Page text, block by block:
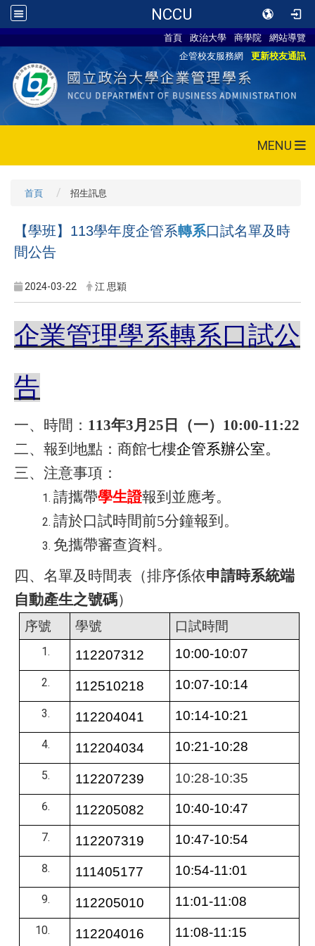
NCCU
首頁 政治大學 商學院
網站導覽
企管校友服務網
更新校友通訊
MENU
首頁 招生訊息
【學班】113學年度企管系轉系口試名單及時
間公告
2024-03-22 江 思穎
企業管理學系轉系口試公
告
一、時間： 113年3月 25 日（一） 10:00-11:22
二、報到地點：商館七樓企管系辦公室。
三、注意事項：
請攜帶學生證報到並應考。
請於口試時間前5分鐘報到。
免攜帶審查資料。
四、名單及時間表（排序係依申請時系統端
自動產生之號碼）
序號 學號
口試時間
112207312
10:00-10:07
112510218 10:07-10:14
112204041 10:14-10:21
112204034 10:21-10:28
112207239 10:28-10:35
112205082 10:40-10:47
112207319 10:47-10:54
111405177 10:54-11:01
112205010 11:01-11:08
112204016 11:08-11:15